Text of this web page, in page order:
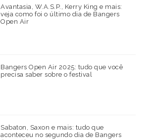
Avantasia, W.A.S.P., Kerry King e mais:
veja como foi o último dia de Bangers
Open Air
Bangers Open Air 2025: tudo que você
precisa saber sobre o festival
Sabaton, Saxon e mais: tudo que
aconteceu no segundo dia de Bangers